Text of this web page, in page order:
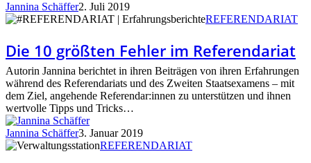
Jannina Schäffer2. Juli 2019
Die
größten
Fehler
im
Referendariat
REFERENDARIAT
Die 10 größten Fehler im Referendariat
Autorin Jannina berichtet in ihren Beiträgen von ihren Erfahrungen
während des Referendariats und des Zweiten Staatsexamens – mit
dem Ziel, angehende Referendar:innen zu unterstützen und ihnen
wertvolle Tipps und Tricks…
Jannina Schäffer3. Januar 2019
Meine
REFERENDARIAT